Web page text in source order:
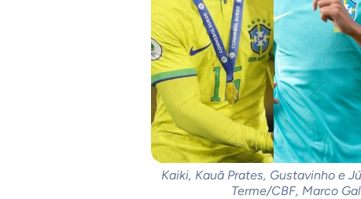
Kaiki, Kauã Prates, Gustavinho e
Terme/CBF, Marco